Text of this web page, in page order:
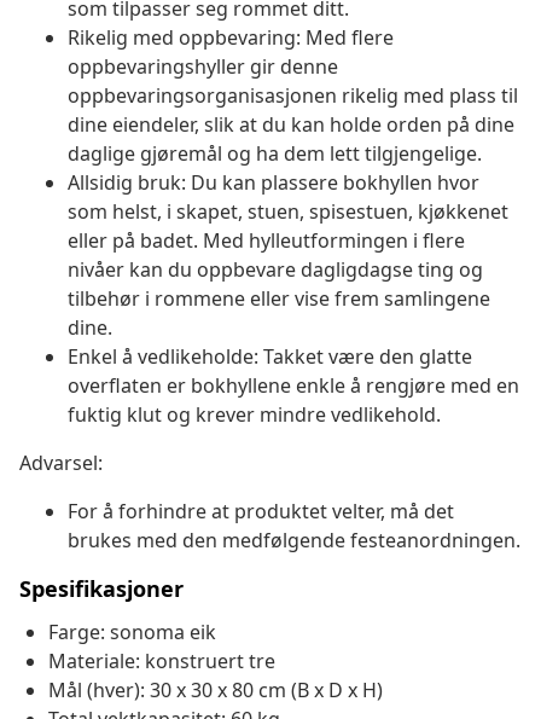
som tilpasser seg rommet ditt.
Rikelig med oppbevaring: Med flere
oppbevaringshyller gir denne
oppbevaringsorganisasjonen rikelig med plass til
dine eiendeler, slik at du kan holde orden på dine
daglige gjøremål og ha dem lett tilgjengelige.
Allsidig bruk: Du kan plassere bokhyllen hvor
som helst, i skapet, stuen, spisestuen, kjøkkenet
eller på badet. Med hylleutformingen i flere
nivåer kan du oppbevare dagligdagse ting og
tilbehør i rommene eller vise frem samlingene
dine.
Enkel å vedlikeholde: Takket være den glatte
overflaten er bokhyllene enkle å rengjøre med en
fuktig klut og krever mindre vedlikehold.
Advarsel:
For å forhindre at produktet velter, må det
brukes med den medfølgende festeanordningen.
Spesifikasjoner
Farge: sonoma eik
Materiale: konstruert tre
Mål (hver): 30 x 30 x 80 cm (B x D x H)